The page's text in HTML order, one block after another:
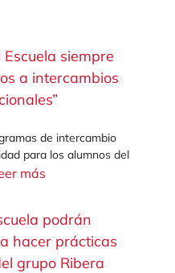
siempre
a intercambios
de intercambio
para los alumnos del
más
podrán
hacer prácticas
grupo Ribera